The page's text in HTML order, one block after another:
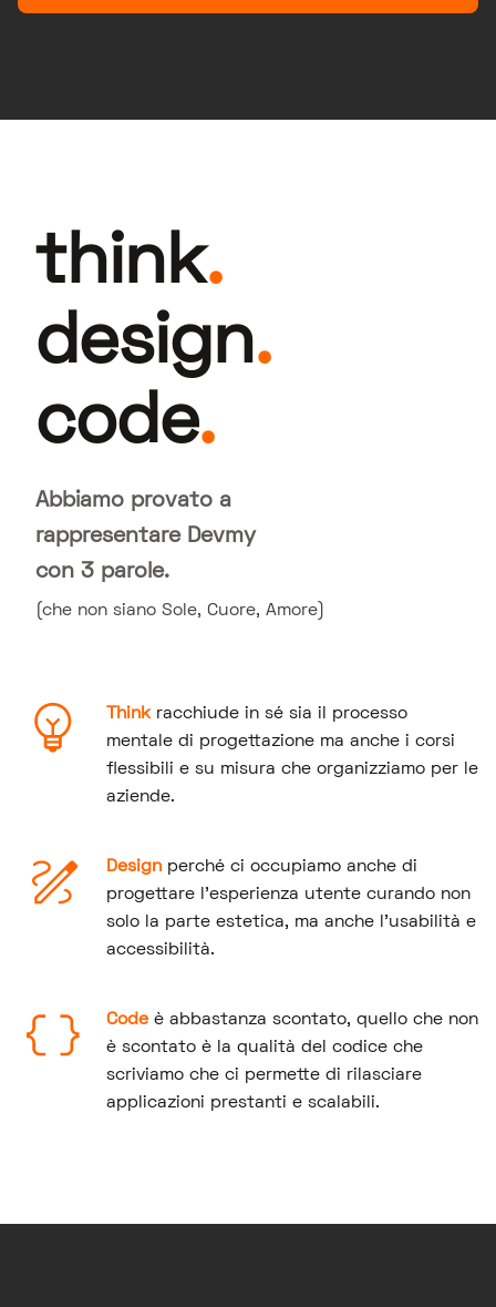
think.
design.
code.
Abbiamo provato a
rappresentare Devmy
con 3 parole.
(che non siano Sole, Cuore, Amore)
Think racchiude in sé sia il processo
mentale di progettazione ma anche i corsi
flessibili e su misura che organizziamo per le
aziende.
Design perché ci occupiamo anche di
progettare l'esperienza utente curando non
solo la parte estetica, ma anche l'usabilità e
accessibilità.
Code è abbastanza scontato, quello che non
è scontato è la qualità del codice che
scriviamo che ci permette di rilasciare
applicazioni prestanti e scalabili.